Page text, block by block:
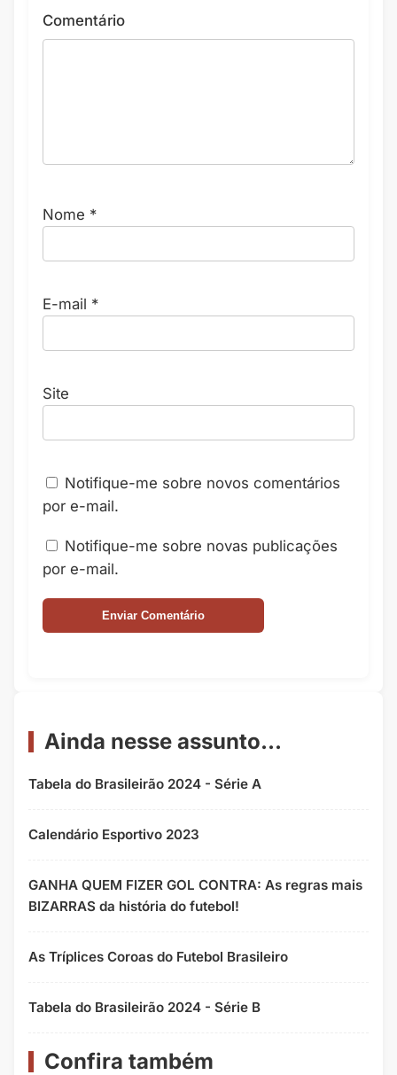
Comentário
Nome *
E-mail *
Site
Notifique-me sobre novos comentários
por e-mail.
Notifique-me sobre novas publicações
por e-mail.
Ainda nesse assunto...
Tabela do Brasileirão 2024 - Série A
Calendário Esportivo 2023
GANHA QUEM FIZER GOL CONTRA: As regras mais
BIZARRAS da história do futebol!
As Tríplices Coroas do Futebol Brasileiro
Tabela do Brasileirão 2024 - Série B
Confira também